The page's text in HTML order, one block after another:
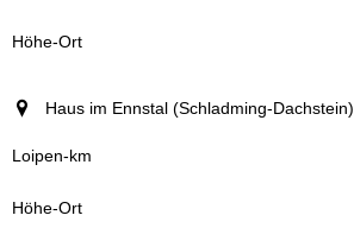
Haus im Ennstal (Schladming-Dachstein)